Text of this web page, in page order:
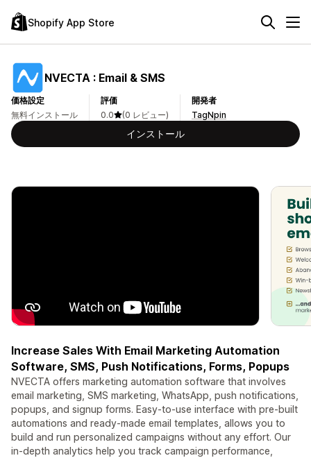
Shopify App Store
NVECTA : Email & SMS
価格設定
無料インストール
評価
0.0
(0 レビュー)
開発者
TagNpin
インストール
Increase Sales With Email Marketing Automation
Software, SMS, Push Notifications, Forms, Popups
NVECTA offers marketing automation software that involves
email marketing, SMS marketing, WhatsApp, push notifications,
popups, and signup forms. Easy-to-use interface with pre-built
automations and ready-made email templates, allows you to
build and run personalized campaigns without any effort. Our
in-depth analytics help you track campaign performance,